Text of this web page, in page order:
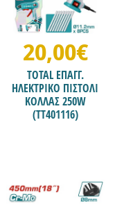
20,00€
TOTAL ΕΠΑΓΓ.
ΗΛΕΚΤΡΙΚΟ ΠΙΣΤΟΛΙ
ΚΟΛΛΑΣ 250W
(TT401116)